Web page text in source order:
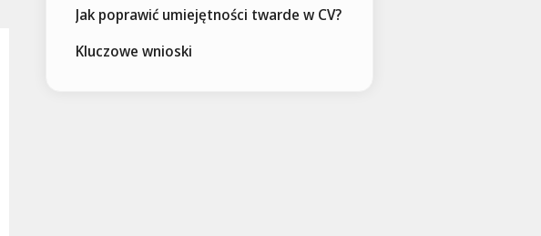
Jak poprawić umiejętności twarde w CV?
Kluczowe wnioski